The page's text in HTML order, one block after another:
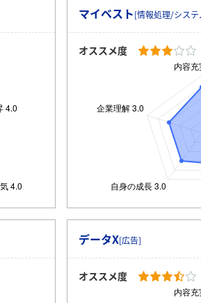
マイベスト[情報処理/システ
オススメ度
データX[広告]
オススメ度